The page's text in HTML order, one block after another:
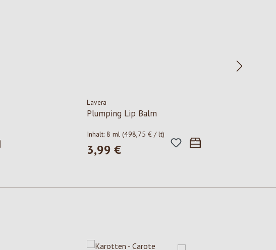
Lavera
Plumping Lip Balm
Inhalt: 8 ml (498,75 € / lt)
Regulärer Preis:
3,99 €